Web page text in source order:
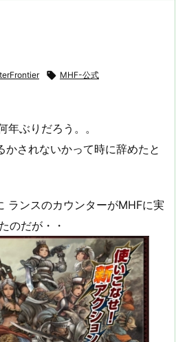
 MHF-公式
年ぶりだろう。。
されないかって時に辞めたと
ランスのカウンターがMHFに実
のだが・・